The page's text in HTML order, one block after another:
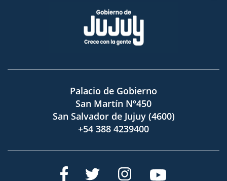
Palacio de Gobierno
San Martín Nº450
San Salvador de Jujuy (4600)
+54 388 4239400